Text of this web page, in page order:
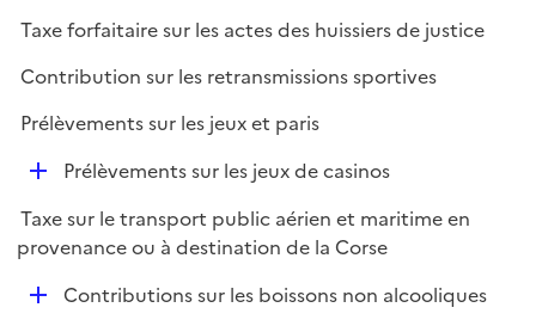
Taxe forfaitaire sur les actes des huissiers de justice
Contribution sur les retransmissions sportives
Prélèvements sur les jeux et paris
D
p
l
Prélèvements sur les jeux de casinos
Taxe sur le transport public aérien et maritime en
provenance ou à destination de la Corse
DContributions sur les boissons non alcooliques